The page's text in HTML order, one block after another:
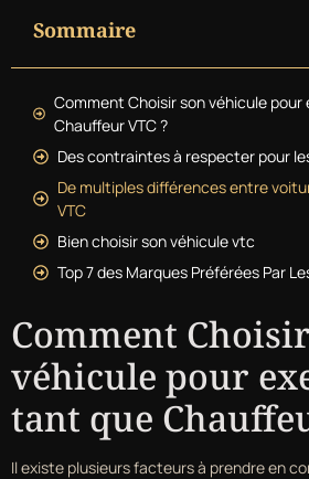
Sommaire
Comment Choisir son véhicule
Chauffeur VTC ?
Des contraintes à respecter pour
De multiples différences entre
VTC
Bien choisir son véhicule vtc
Top 7 des Marques Préférées Par
Comment
véhicule pour
tant que
Il existe plusieurs facteurs à prendre en